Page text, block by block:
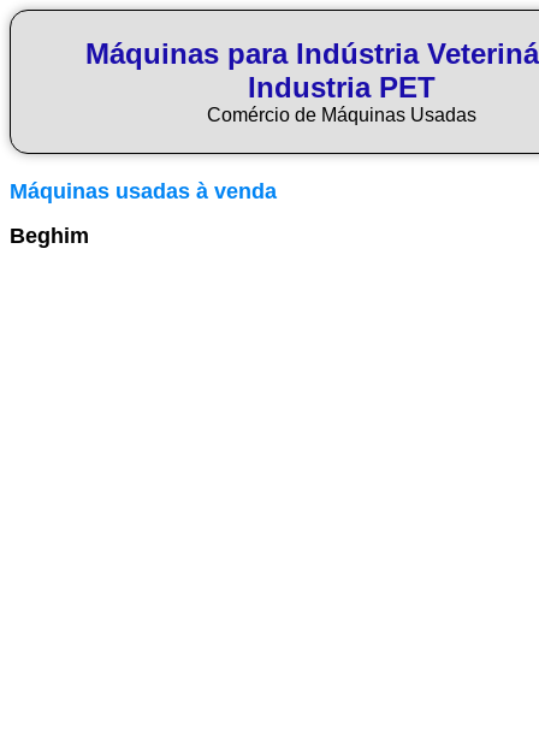
Máquinas para Indústria
Industria PET
Comércio de Máquinas Usadas
Máquinas usadas à venda
Beghim